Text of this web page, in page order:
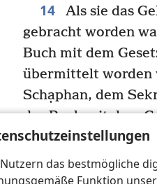
das bestmögliche
Funktion
14
Als sie das
gebracht worden
Buch mit dem
übermittelt worden
Schạphan, dem
das Buch mit dem
das Buch. 16
zum König und
was ihnen